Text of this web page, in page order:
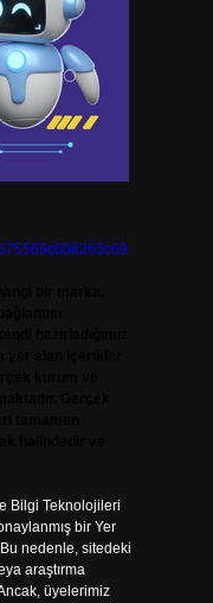
Bilgi Teknolojileri
bir Yer
nedenle, sitedeki
araştırma
üyelerimiz